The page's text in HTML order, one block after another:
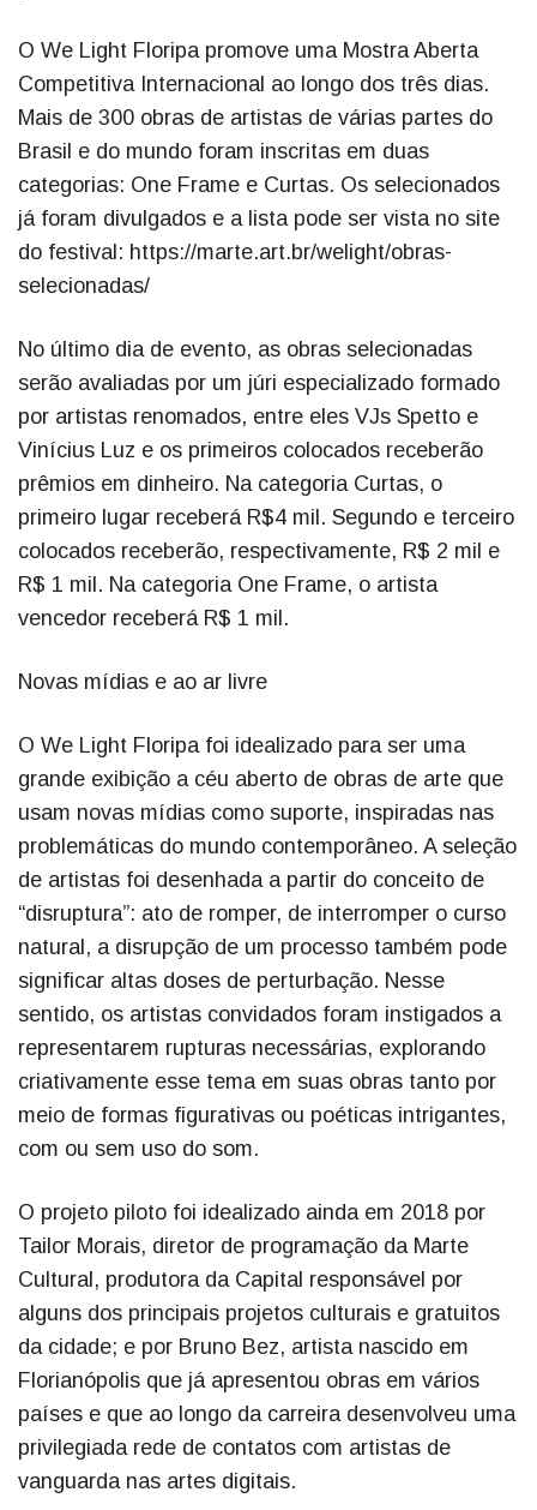
O We Light Floripa promove uma Mostra Aberta
Competitiva Internacional ao longo dos três dias.
Mais de 300 obras de artistas de várias partes do
Brasil e do mundo foram inscritas em duas
categorias: One Frame e Curtas. Os selecionados
já foram divulgados e a lista pode ser vista no site
do festival: https://marte.art.br/welight/obras-
selecionadas/
No último dia de evento, as obras selecionadas
serão avaliadas por um júri especializado formado
por artistas renomados, entre eles VJs Spetto e
Vinícius Luz e os primeiros colocados receberão
prêmios em dinheiro. Na categoria Curtas, o
primeiro lugar receberá R$4 mil. Segundo e terceiro
colocados receberão, respectivamente, R$ 2 mil e
R$ 1 mil. Na categoria One Frame, o artista
vencedor receberá R$ 1 mil.
Novas mídias e ao ar livre
O We Light Floripa foi idealizado para ser uma
grande exibição a céu aberto de obras de arte que
usam novas mídias como suporte, inspiradas nas
problemáticas do mundo contemporâneo. A seleção
de artistas foi desenhada a partir do conceito de
“disruptura”: ato de romper, de interromper o curso
natural, a disrupção de um processo também pode
significar altas doses de perturbação. Nesse
sentido, os artistas convidados foram instigados a
representarem rupturas necessárias, explorando
criativamente esse tema em suas obras tanto por
meio de formas figurativas ou poéticas intrigantes,
com ou sem uso do som.
O projeto piloto foi idealizado ainda em 2018 por
Tailor Morais, diretor de programação da Marte
Cultural, produtora da Capital responsável por
alguns dos principais projetos culturais e gratuitos
da cidade; e por Bruno Bez, artista nascido em
Florianópolis que já apresentou obras em vários
países e que ao longo da carreira desenvolveu uma
privilegiada rede de contatos com artistas de
vanguarda nas artes digitais.